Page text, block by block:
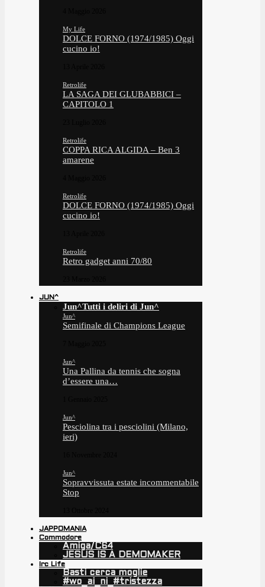
My Life
DOLCE FORNO (1974/1985) Oggi
cucino io!
Retrolife
LA SAGA DEI GLUBABBICI –
CAPITOLO 1
Retrolife
COPPA RICA ALGIDA – Ben 3
amarene
Retrolife
DOLCE FORNO (1974/1985) Oggi
cucino io!
Retrolife
Retro gadget anni 70/80
JUN^
Jun^Tutti i deliri di Jun^
Jun^
Semifinale di Champions League
Jun^
Una Pallina da tennis che sogna
d’essere una…
Jun^
Pesciolina tra i pesciolini (Milano,
ieri)
Jun^
Sopravvissuta estate incommentabile
Stop
JAPPOMANIA
Commodore
Amiga/C64
JESUS IS A DEMOMAKER
Irc Life
Basti cerca moglie
#wo_ai_ni_#tristezza